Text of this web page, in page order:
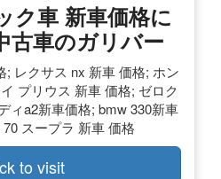
ク車 新車価格に
古車のガリバー
; レクサス nx 新車 価格; ホン
プリウス 新車 価格; ゼロク
ィa2新車価格; bmw 330新車
スープラ 新車 価格
to visit